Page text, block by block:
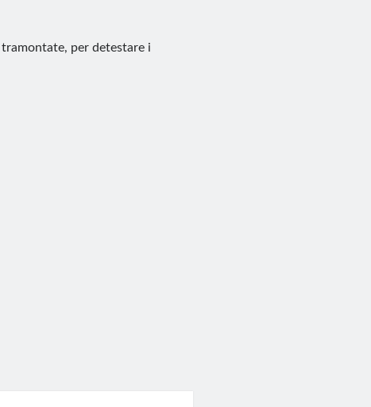
per detestare i